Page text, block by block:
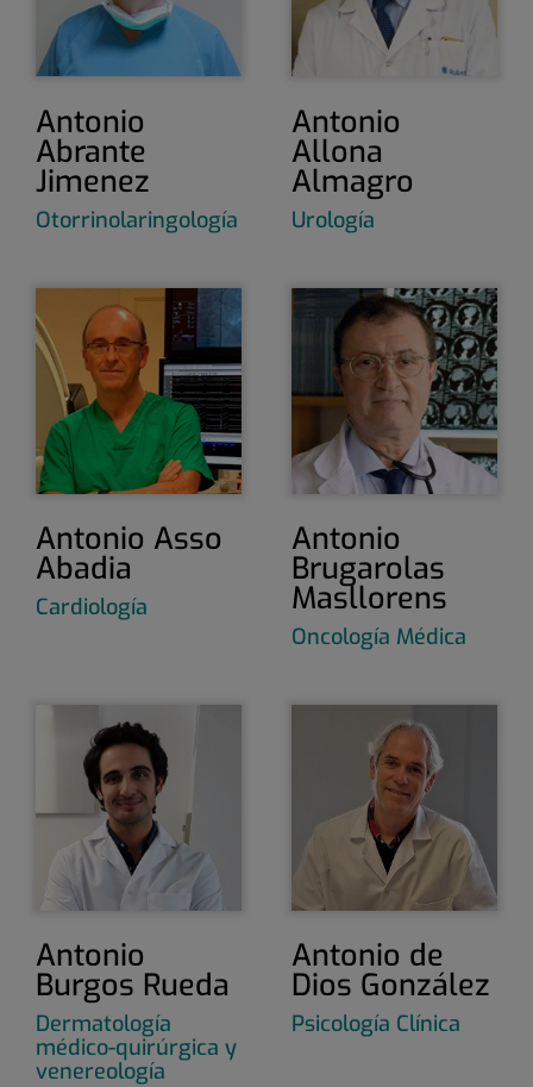
Antonio
Abrante
Jimenez
Otorrinolaringología
Antonio
Allona
Almagro
Urología
Antonio Asso
Abadia
Cardiología
Antonio
Brugarolas
Masllorens
Oncología Médica
Antonio
Burgos Rueda
Dermatología
médico-quirúrgica y
venereología
Antonio de
Dios González
Psicología Clínica